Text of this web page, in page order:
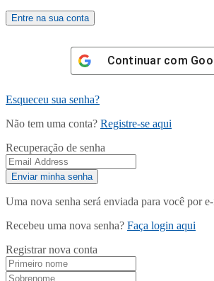
Continuar com
Esqueceu sua senha?
Não tem uma conta? Registre-se aqui
Recuperação de senha
Uma nova senha será enviada para você por
Recebeu uma nova senha? Faça login aqui
Registrar nova conta